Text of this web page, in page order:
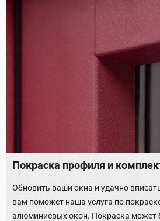
Покраска профиля и
Обновить ваши окна и удачно
вам поможет наша услуга по
алюминиевых окон. Покраска может